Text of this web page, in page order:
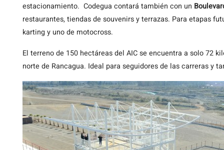
estacionamiento. Codegua contará también con un
restaurantes, tiendas de souvenirs y terrazas. Para etapas
karting y uno de motocross.
El terreno de 150 hectáreas del AIC se encuentra a solo 72
norte de Rancagua. Ideal para seguidores de las carreras y